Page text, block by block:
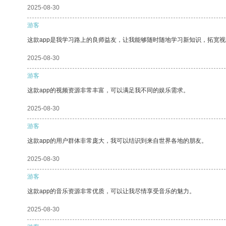
2025-08-30
游客
这款app是我学习路上的良师益友，让我能够随时随地学习新知识，拓宽
2025-08-30
游客
这款app的视频资源非常丰富，可以满足我不同的娱乐需求。
2025-08-30
游客
这款app的用户群体非常庞大，我可以结识到来自世界各地的朋友。
2025-08-30
游客
这款app的音乐资源非常优质，可以让我尽情享受音乐的魅力。
2025-08-30